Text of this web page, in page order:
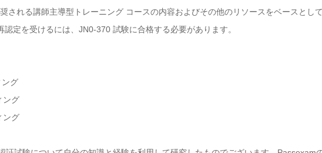
される講師主導型トレーニング コースの内容およびその他のリソースをベースとして
定を受けるには、JN0-370 試験に合格する必要があります。
ング
ング
ング